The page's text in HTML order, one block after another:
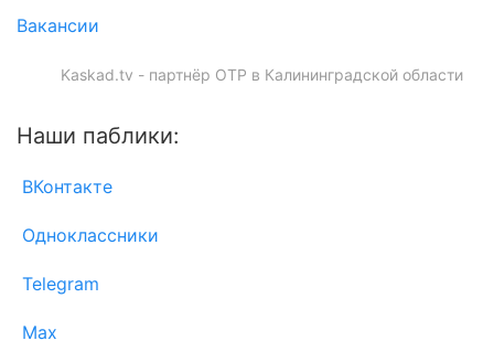
Вакансии
Kaskad.tv - партнёр ОТР в Калининградской области
Наши паблики:
ВКонтакте
Одноклассники
Telegram
Max